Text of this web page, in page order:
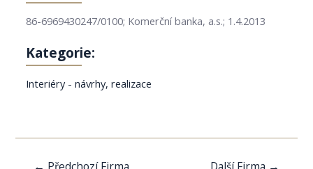
86-6969430247/0100; Komerční banka, a.s.; 1.4.2013
Kategorie:
Interiéry - návrhy, realizace
Navigace